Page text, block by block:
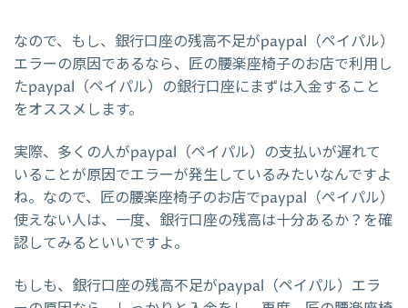
なので、もし、銀行口座の残高不足がpaypal（ペイパル）
エラーの原因であるなら、匠の腰楽座椅子のお店で利用し
たpaypal（ペイパル）の銀行口座にまずは入金すること
をオススメします。
実際、多くの人がpaypal（ペイパル）の支払いが遅れて
いることが原因でエラーが発生しているみたいなんですよ
ね。なので、匠の腰楽座椅子のお店でpaypal（ペイパル）
使えない人は、一度、銀行口座の残高は十分あるか？を確
認してみるといいですよ。
もしも、銀行口座の残高不足がpaypal（ペイパル）エラ